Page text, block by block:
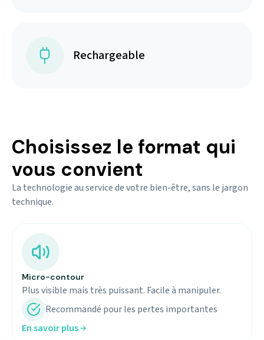
Rechargeable
Choisissez le format qui
vous convient
La technologie au service de votre bien-être, sans le jargon
technique.
Micro-contour
Plus visible mais très puissant. Facile à manipuler.
Recommandé pour les pertes importantes
En savoir plus